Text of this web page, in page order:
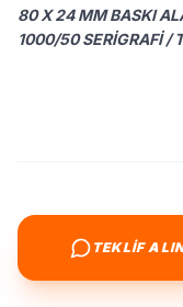
80 X 24 MM BASKI
1000/50 SERIGRAFI /
TEKLİF